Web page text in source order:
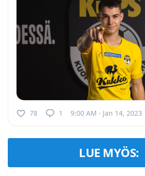
78 1 9:00 AM · Jan 14, 2023
LUE MYÖS: